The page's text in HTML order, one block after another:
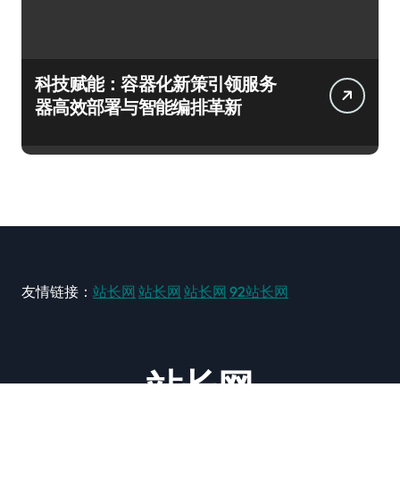
科技赋能：容器化新策引领服务
器高效部署与智能编排革新
友情链接： 站长网 站长网 站长网 92站长网
站长网